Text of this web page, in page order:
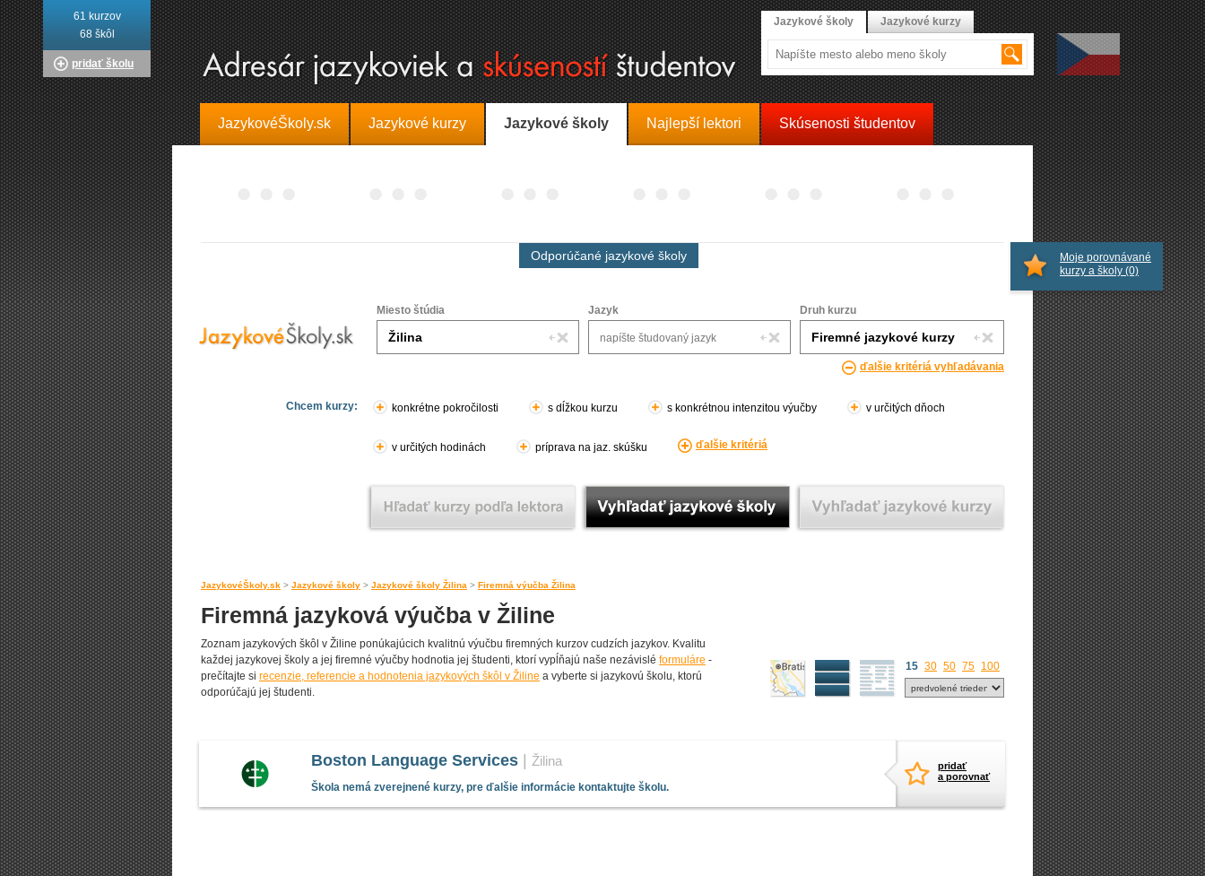
JazykovéŠkoly.sk Jazykové kurzy Jazykové školy Najlepší lektori Skúsenosti študentov
Odporúčané jazykové školy
Miesto štúdia Jazyk Druh kurzu
ďalšie kritériá vyhľadávania
Chcem kurzy: konkrétne pokročilosti s dĺžkou kurzu s konkrétnou intenzitou výučby v určitých dňoch
v určitých hodinách príprava na jaz. skúšku ďalšie kritériá
JazykovéŠkoly.sk > Jazykové školy > Jazykové školy Žilina > Firemná výučba Žilina
Firemná jazyková výučba v Žiline
Zoznam jazykových škôl v Žiline ponúkajúcich kvalitnú výučbu firemných kurzov cudzích jazykov. Kvalitu
každej jazykovej školy a jej firemné výučby hodnotia jej študenti, ktorí vypĺňajú naše nezávislé formuláre -
prečítajte si recenzie, referencie a hodnotenia jazykových škôl v Žiline a vyberte si jazykovú školu, ktorú
odporúčajú jej študenti.
15 30 50 75 100
pridať
a porovnať
Boston Language Services Žilina
Škola nemá zverejnené kurzy, pre ďalšie informácie kontaktujte školu.
Moje porovnávané
kurzy a školy (0)
61 kurzov
68 škôl
pridať školu
Jazykové školy Jazykové kurzy